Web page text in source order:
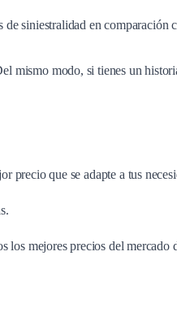
siniestralidad en comparación
mismo modo, si tienes un
precio que se adapte a tus
los mejores precios del